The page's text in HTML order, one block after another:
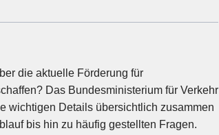
die aktuelle Förderung für
Das Bundesministerium für Verkehr
wichtigen Details übersichtlich zusammen
bis hin zu häufig gestellten Fragen.